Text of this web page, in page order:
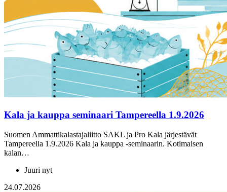
Kala ja kauppa seminaari Tampereella 1.9.2026
Suomen Ammattikalastajaliitto SAKL ja Pro Kala järjestävät
Tampereella 1.9.2026 Kala ja kauppa -seminaarin. Kotimaisen
kalan…
Juuri nyt
24.07.2026